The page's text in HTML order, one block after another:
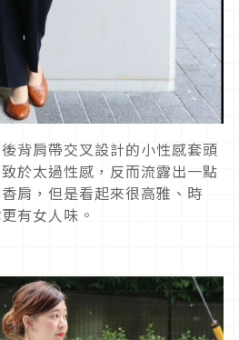
背肩帶交叉設計的小性感套頭
於太過性感，反而流露出一點
肩，但是看起來很高雅、時
有女人味。